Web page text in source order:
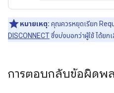
หมายเหตุ: คุณควรหยุดเรียก
DISCONNECTซึ่งบ่งบอกว่าผู้ใช้ ได้ย
การตอบกลับข้อผิดพ